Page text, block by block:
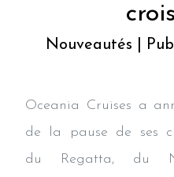
Nouveautés |
Oceania Cruises a
de la pause de ses
du Regatta, du